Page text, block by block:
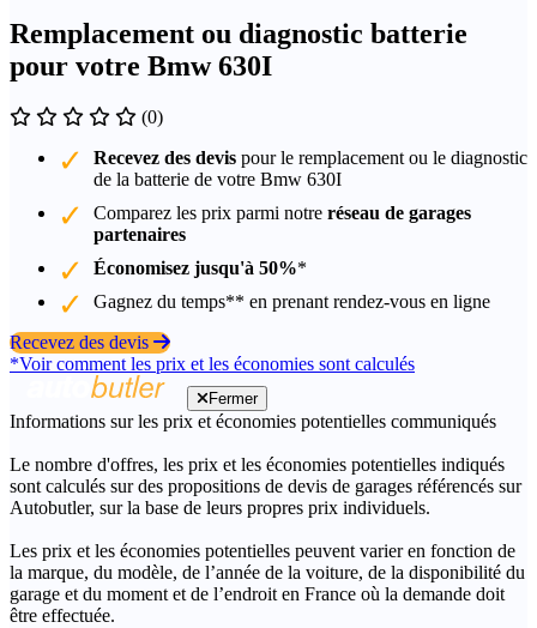
Remplacement ou diagnostic batterie
pour votre Bmw 630I
(0)
Recevez des devis pour le remplacement ou le diagnostic
de la batterie de votre Bmw 630I
Comparez les prix parmi notre réseau de garages
partenaires
Économisez jusqu'à 50%*
Gagnez du temps** en prenant rendez-vous en ligne
Recevez des devis
*Voir comment les prix et les économies sont calculés
Fermer
Informations sur les prix et économies potentielles communiqués
Le nombre d'offres, les prix et les économies potentielles indiqués
sont calculés sur des propositions de devis de garages référencés sur
Autobutler, sur la base de leurs propres prix individuels.
Les prix et les économies potentielles peuvent varier en fonction de
la marque, du modèle, de l’année de la voiture, de la disponibilité du
garage et du moment et de l’endroit en France où la demande doit
être effectuée.